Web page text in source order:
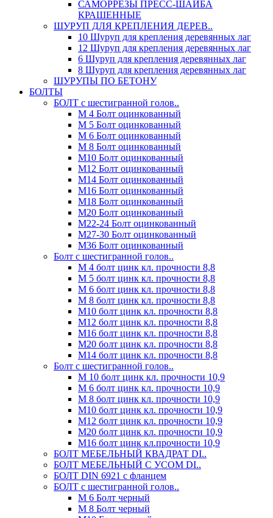
САМОРРЕЗЫ ПРЕСС-ШАЙБА
КРАШЕННЫЕ
ШУРУП ДЛЯ КРЕПЛЕНИЯ ДЕРЕВ..
10 Шуруп для крепления деревянных лаг
12 Шуруп для крепления деревянных лаг
6 Шуруп для крепления деревянных лаг
8 Шуруп для крепления деревянных лаг
ШУРУПЫ ПО БЕТОНУ
БОЛТЫ
БОЛТ с шестигранной голов..
М 4 Болт оцинкованный
М 5 Болт оцинкованный
М 6 Болт оцинкованный
М 8 Болт оцинкованный
М10 Болт оцинкованный
М12 Болт оцинкованный
М14 Болт оцинкованный
М16 Болт оцинкованный
М18 Болт оцинкованный
М20 Болт оцинкованный
М22-24 Болт оцинкованный
М27-30 Болт оцинкованный
М36 Болт оцинкованный
Болт с шестигранной голов..
М 4 болт цинк кл. прочности 8,8
М 5 болт цинк кл. прочности 8,8
М 6 болт цинк кл. прочности 8,8
М 8 болт цинк кл. прочности 8,8
М10 болт цинк кл. прочности 8,8
М12 болт цинк кл. прочности 8,8
М16 болт цинк кл. прочности 8,8
М20 болт цинк кл. прочности 8,8
М14 болт цинк кл. прочности 8,8
Болт с шестигранной голов..
М 10 болт цинк кл. прочности 10,9
М 6 болт цинк кл. прочности 10,9
М 8 болт цинк кл. прочности 10,9
М10 болт цинк кл. прочности 10,9
М12 болт цинк кл. прочности 10,9
М20 болт цинк кл. прочности 10,9
М16 болт цинк кл.прочности 10,9
БОЛТ МЕБЕЛЬНЫЙ КВАДРАТ DI..
БОЛТ МЕБЕЛЬНЫЙ С УСОМ DI..
БОЛТ DIN 6921 c фланцем
БОЛТ с шестигранной голов..
М 6 Болт черный
М 8 Болт черный